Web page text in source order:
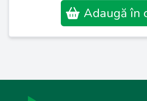
Adaugă în